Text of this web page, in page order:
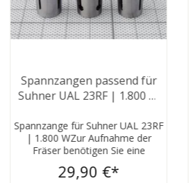
Spannzangen passend für
Suhner UAL 23RF | 1.800 W
Spannzange für Suhner UAL 23RF
| 1.800 WZur Aufnahme der
Fräser benötigen Sie eine
Ihnen hier Spannzangen an, die
29,90 €*